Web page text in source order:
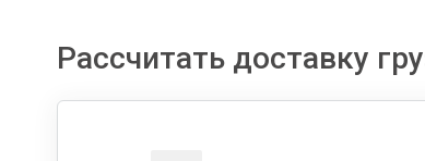
Рассчитать доставку